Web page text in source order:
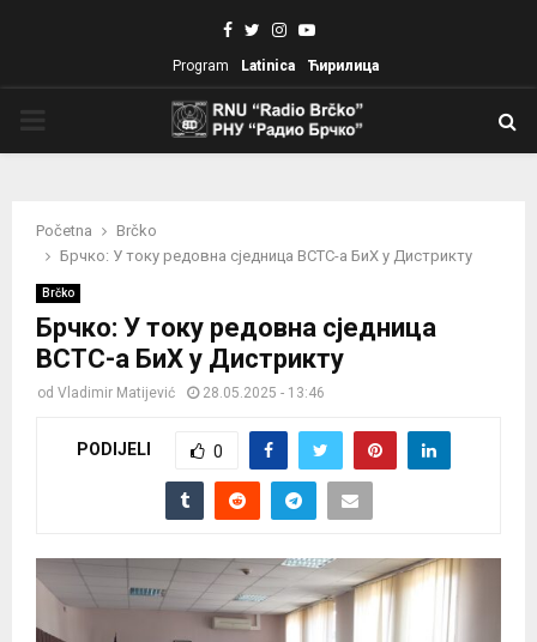
Facebook
TwitterInstagram
Youtube
Program Latinica Ћирилица
Početna
Brčko
Брчко: У току редовна сједница ВСТС-а БиХ у Дистрикту
Brčko
Брчко: У току редовна сједница
ВСТС-а БиХ у Дистрикту
od Vladimir Matijević 28.05.2025 - 13:46
PODIJELI 0